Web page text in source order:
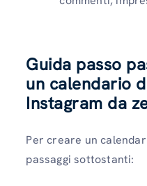
Guida passo
un calendario
Instagram da
Per creare un
passaggi sottostanti: